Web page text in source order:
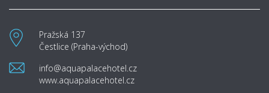
Pražská 137
Čestlice (Praha-východ)
info@aquapalacehotel.cz
www.aquapalacehotel.cz